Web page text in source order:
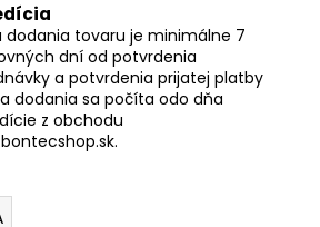
dodania tovaru je minimálne 7
dní od potvrdenia
a potvrdenia prijatej platby
dodania sa počíta odo dňa
z obchodu